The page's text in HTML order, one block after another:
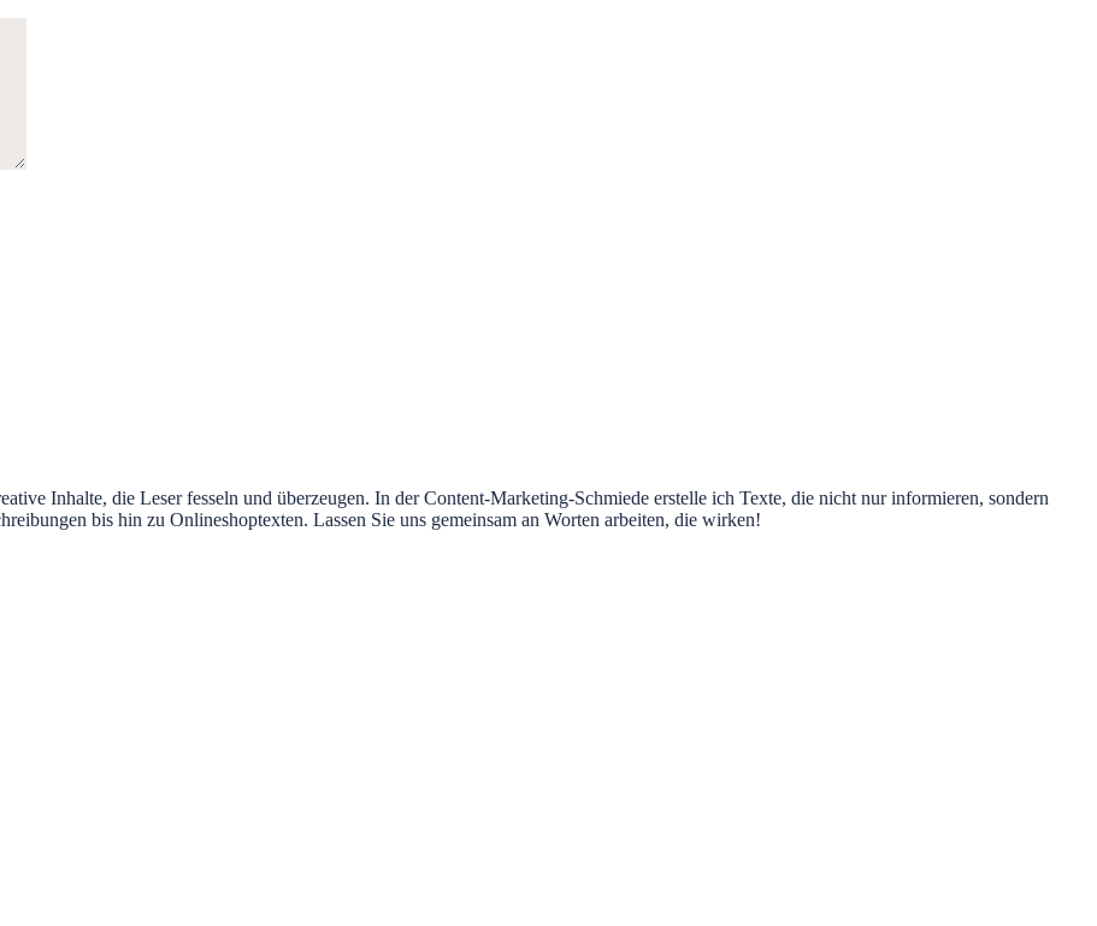
Inhalte, die Leser fesseln und überzeugen. In der Content-Marketing-Schmiede erstelle ich Texte, die nicht nur informieren, sondern
bis hin zu Onlineshoptexten. Lassen Sie uns gemeinsam an Worten arbeiten, die wirken!